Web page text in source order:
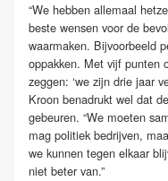
“We hebben allemaal
beste wensen voor de
waarmaken. Bijvoorbeeld
oppakken. Met vijf punten
zeggen: ‘we zijn drie jaar
Kroon benadrukt wel dat
gebeuren. “We moeten
mag politiek bedrijven,
we kunnen tegen elkaar
niet beter van.”